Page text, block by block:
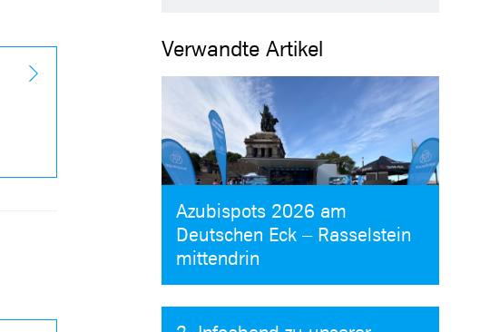
Verwandte Artikel
Azubispots 2026 am
Deutschen Eck – Rasselstein
mittendrin